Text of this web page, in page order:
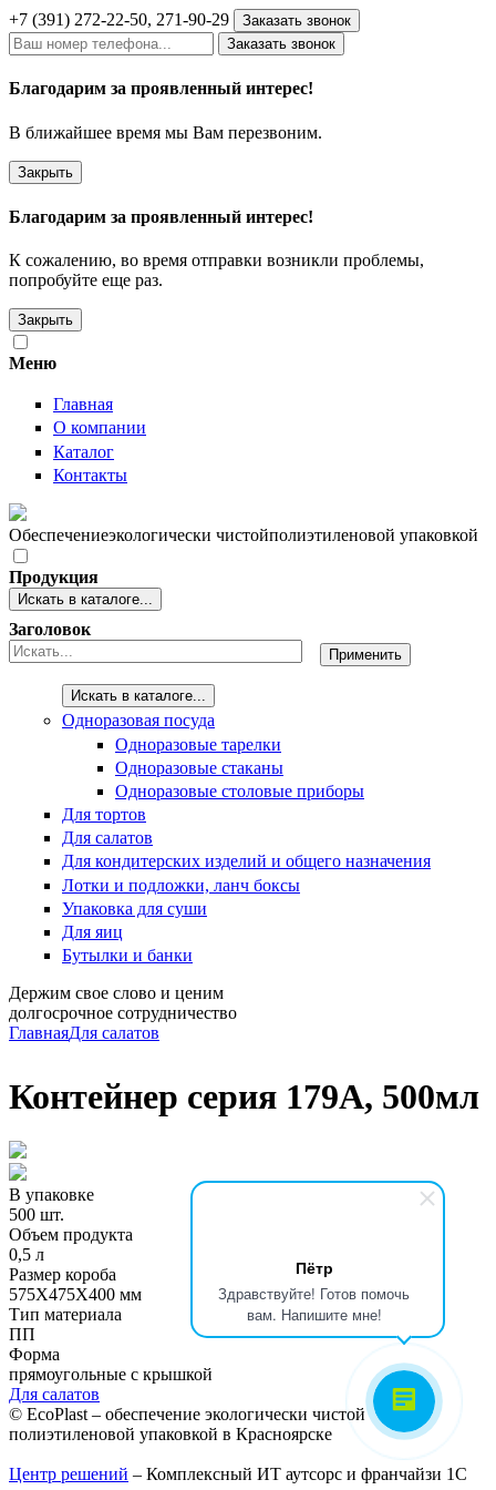
Пётр
Здравствуйте! Готов помочь
вам. Напишите мне!
+7 (391) 272-22-50, 271-90-29
Заказать звонок
Заказать звонок
Благодарим за проявленный интерес!
В ближайшее время мы Вам перезвоним.
Закрыть
Благодарим за проявленный интерес!
К сожалению, во время отправки возникли проблемы,
попробуйте еще раз.
Закрыть
Меню
Главная
О компании
Каталог
Контакты
Обеспечениеэкологически чистойполиэтиленовой упаковкой
Продукция
Искать в каталоге...
Заголовок
Искать в каталоге...
Одноразовая посуда
Одноразовые тарелки
Одноразовые стаканы
Одноразовые столовые приборы
Для тортов
Для салатов
Для кондитерских изделий и общего назначения
Лотки и подложки, ланч боксы
Упаковка для суши
Для яиц
Бутылки и банки
Держим свое слово и ценим
долгосрочное сотрудничество
ГлавнаяДля салатов
Контейнер серия 179А, 500мл
В упаковке
500 шт.
Объем продукта
0,5 л
Размер короба
575X475X400 мм
Тип материала
ПП
Форма
прямоугольные с крышкой
Для салатов
© EcoPlast – обеспечение экологически чистой
полиэтиленовой упаковкой в Красноярске
Центр решений – Комплексный ИТ аутсорс и франчайзи 1С